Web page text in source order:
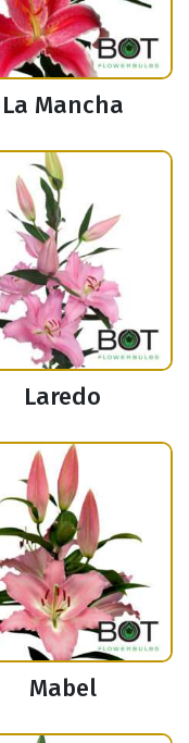
La Mancha
Laredo
Mabel